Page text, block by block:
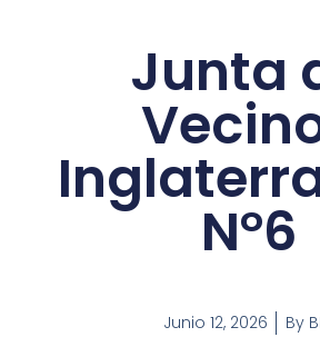
Junta
N°6
Junio 12, 2026 By